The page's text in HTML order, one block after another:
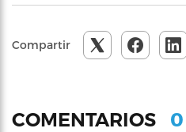
Compartir
COMENTARIOS 0